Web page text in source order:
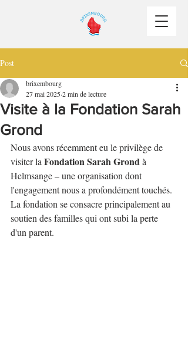
Post
Visite à la Fondation Sarah
Grond
brixembourg
27 mai 20252 min de lecture
Nous avons récemment eu le privilège de
visiter la Fondation Sarah Grond à
Helmsange – une organisation dont
l'engagement nous a profondément touchés.
La fondation se consacre principalement au
soutien des familles qui ont subi la perte
d'un parent.